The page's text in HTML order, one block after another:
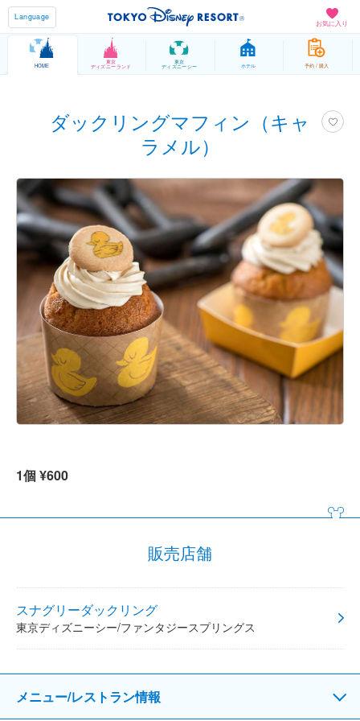
お気に入り
Language
HOME
東京
ディズニーランド
東京
ディズニーシー ホテル 予約 / 購入
ダックリングマフィン（キャ
ラメル）
1個 ¥600
販売店舗
スナグリーダックリング
東京ディズニーシー/ファンタジースプリングス
メニュー/レストラン情報